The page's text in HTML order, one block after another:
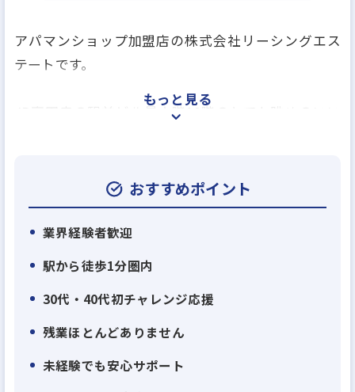
アパマンショップ加盟店の株式会社リーシングエス
テートです。
JR高円寺の駅前ビル最上階10階のとても眺めのいい
勤務地は高円寺又は阿佐ヶ谷になります。
もっと見る
おすすめポイント
業界経験者歓迎
駅から徒歩1分圏内
30代・40代初チャレンジ応援
残業ほとんどありません
未経験でも安心サポート